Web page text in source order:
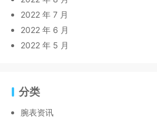
2022 年 7 月
2022 年 6 月
2022 年 5 月
分类
腕表资讯